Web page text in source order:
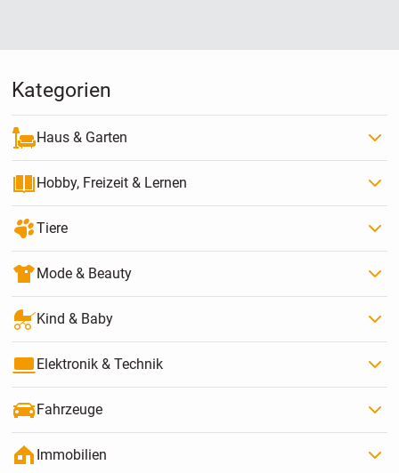
Kategorien
Haus & Garten
Hobby, Freizeit & Lernen
Tiere
Mode & Beauty
Kind & Baby
Elektronik & Technik
Fahrzeuge
Immobilien